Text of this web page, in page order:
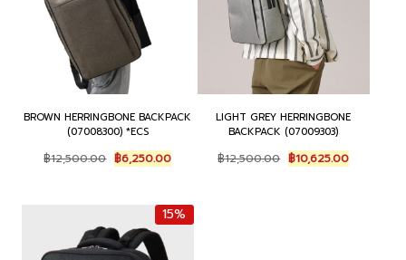
BROWN HERRINGBONE BACKPACK
(07008300) *ECS
฿12,500.00 Original
price
฿12,500.00.
฿6,250.00Current
price
฿6,250.00.
LIGHT GREY HERRINGBONE
BACKPACK (07009303)
฿12,500.00 Original
price
฿10,625.00Current
price
15%